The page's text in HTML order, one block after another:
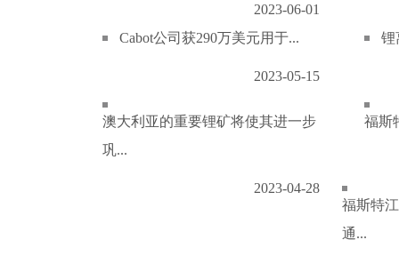
2023-06-01
Cabot公司获290万美元用于...
2023-05-15
锂
澳大利亚的重要锂矿将使其进一步
巩...
2023-04-28
福斯
福斯特
通...